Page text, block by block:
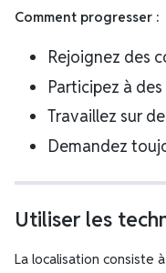
Comment progresser :
Rejoignez des
Participez à
Travaillez sur
Demandez
Utiliser les
La localisation consiste